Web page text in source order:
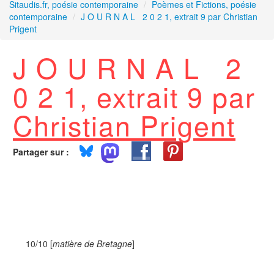
Plus
Sitaudis.fr, poésie contemporaine / Poèmes et Fictions, poésie
contemporaine / J O U R N A L 2 0 2 1, extrait 9 par Christian
Prigent
J O U R N A L 2
0 2 1, extrait 9 par
Christian Prigent
Partager sur :
10/10 [matière de Bretagne]